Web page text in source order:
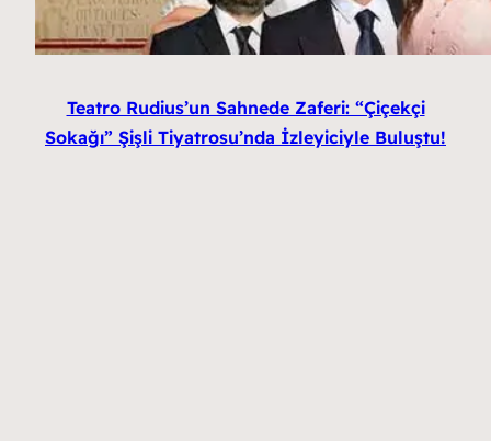
Teatro Rudius’un Sahnede Zaferi: “Çiçekçi
Sokağı” Şişli Tiyatrosu’nda İzleyiciyle Buluştu!